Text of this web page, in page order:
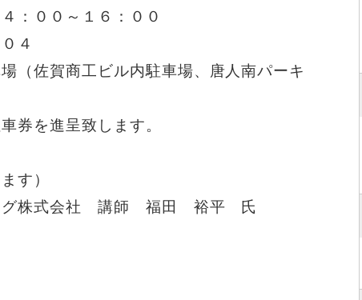
：００～１６：００
４
（佐賀商工ビル内駐車場、唐人南パーキ
券を進呈致します。
す）
グ株式会社 講師 福田 裕平 氏